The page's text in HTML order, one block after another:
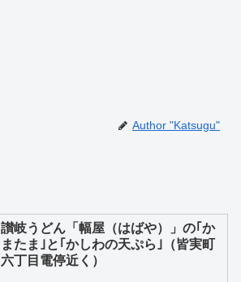
Author "Katsugu"
讃岐うどん「幅屋（はばや）」の｢か
またま｣と｢かしわの天ぷら｣（皆実町
六丁目電停近く）